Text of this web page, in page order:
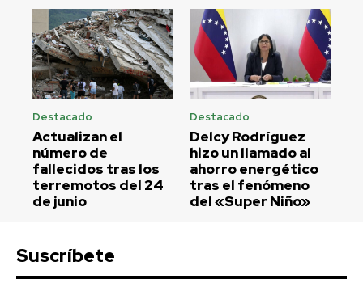
Destacado
Actualizan el
número de
fallecidos tras los
terremotos del 24
de junio
Destacado
Delcy Rodríguez
hizo un llamado al
ahorro energético
tras el fenómeno
del «Super Niño»
Suscríbete